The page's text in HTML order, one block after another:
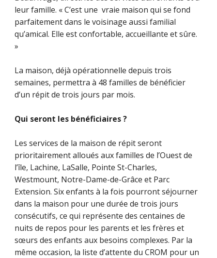
leur famille. « C’est une vraie maison qui se fond
parfaitement dans le voisinage aussi familial
qu’amical. Elle est confortable, accueillante et sûre.
»
La maison, déjà opérationnelle depuis trois
semaines, permettra à 48 familles de bénéficier
d’un répit de trois jours par mois.
Qui seront les bénéficiaires ?
Les services de la maison de répit seront
prioritairement alloués aux familles de l’Ouest de
l’île, Lachine, LaSalle, Pointe St-Charles,
Westmount, Notre-Dame-de-Grâce et Parc
Extension. Six enfants à la fois pourront séjourner
dans la maison pour une durée de trois jours
consécutifs, ce qui représente des centaines de
nuits de repos pour les parents et les frères et
sœurs des enfants aux besoins complexes. Par la
même occasion, la liste d’attente du CROM pour un